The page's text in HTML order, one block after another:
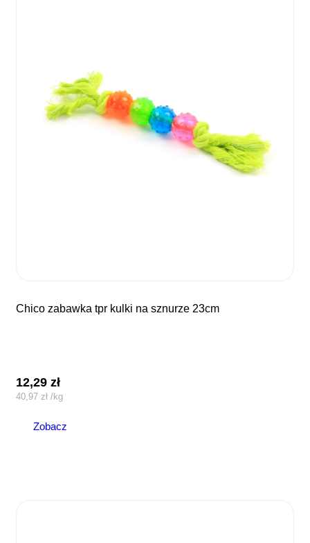
chico zabawka tpr kulki na sznurze 23cm
12,29zł
40,97zł /kg
Zobacz